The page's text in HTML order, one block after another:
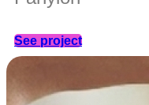
See project